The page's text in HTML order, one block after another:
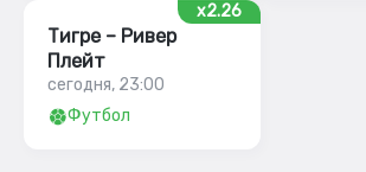
x2.26
Тигре – Ривер
Плейт
сегодня, 23:00
Футбол